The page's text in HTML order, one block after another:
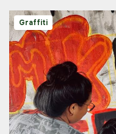
Graffiti